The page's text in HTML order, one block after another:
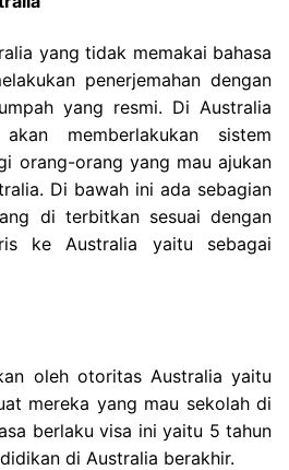
yang tidak memakai bahasa
penerjemahan dengan
yang resmi. Di Australia
memberlakukan sistem
orang-orang yang mau ajukan
Di bawah ini ada sebagian
di terbitkan sesuai dengan
ke Australia yaitu sebagai
oleh otoritas Australia yaitu
mereka yang mau sekolah di
berlaku visa ini yaitu 5 tahun
di Australia berakhir.